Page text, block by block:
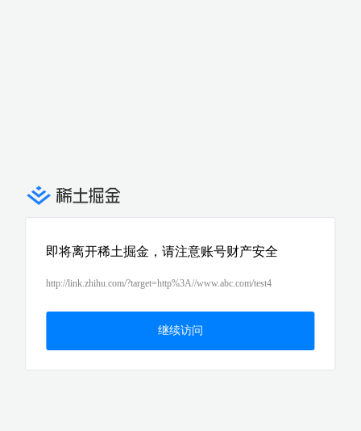
即将离开稀土掘金，请注意账号财产安全
http://link.zhihu.com/?target=http%3A//www.abc.com/test4
继续访问